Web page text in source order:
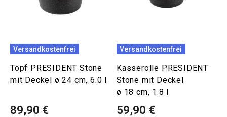
Versandkostenfrei
Topf PRESIDENT Stone
mit Deckel ø 24 cm, 6.0 l
89,90 €
Versandkostenfrei
Kasserolle PRESIDENT
Stone mit Deckel
ø 18 cm, 1.8 l
59,90 €